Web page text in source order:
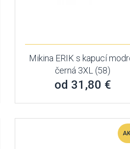
Mikina ERIK s kapucí
černá 3XL (58)
od 31,80 €